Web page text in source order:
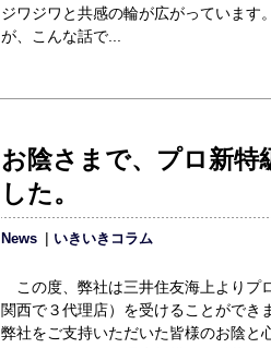
ジワジワと共感の輪が広がっていま
が、こんな話で...
お陰さまで、プロ新特
した。
News いきいきコラム
この度、弊社は三井住友海上よりプ
関西で３代理店）を受けることができ
弊社をご支持いただいた皆様のお